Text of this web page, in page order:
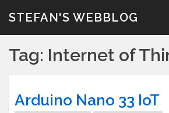
STEFAN'S WEBBLOG
Tag: Internet of
Arduino Nano 33 IoT